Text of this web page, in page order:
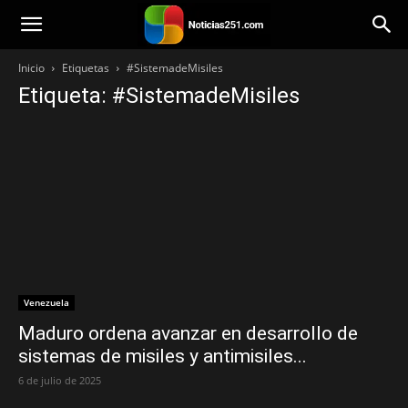
Noticias251
Inicio Etiquetas #SistemadeMisiles
Etiqueta: #SistemadeMisiles
Venezuela
Maduro ordena avanzar en desarrollo de
sistemas de misiles y antimisiles...
6 de julio de 2025